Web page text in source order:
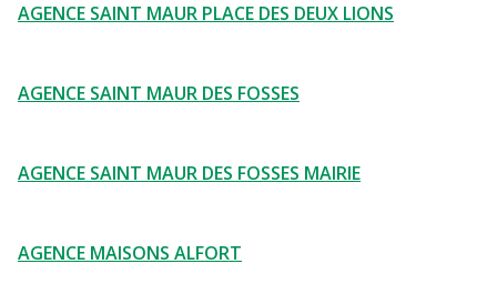
AGENCE SAINT MAUR PLACE DES DEUX LIONS
AGENCE SAINT MAUR DES FOSSES
AGENCE SAINT MAUR DES FOSSES MAIRIE
AGENCE MAISONS ALFORT